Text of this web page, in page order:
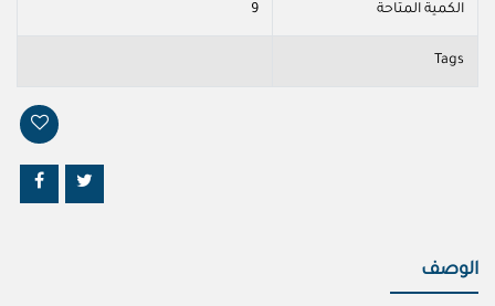
الكمية المتاحة 9
Tags
الوصف